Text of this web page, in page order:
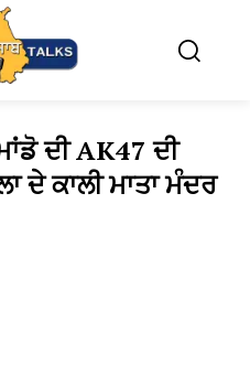
ਦੀ AK47 ਦੀ
ਦੇ ਕਾਲੀ ਮਾਤਾ ਮੰਦਰ